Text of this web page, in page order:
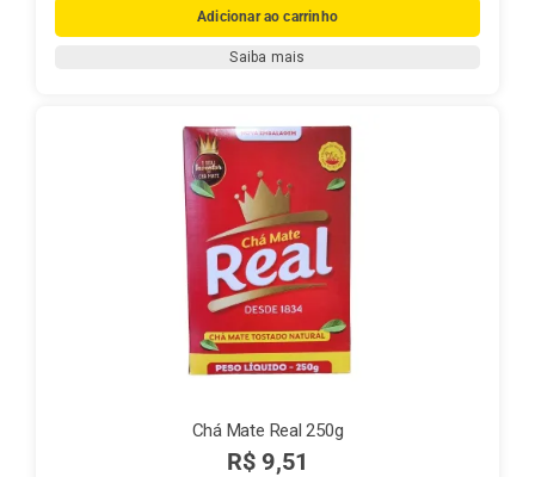
Mate
Real
Adicionar ao carrinho
Saiba mais
Chá Mate Real 250g
R$ 9,51